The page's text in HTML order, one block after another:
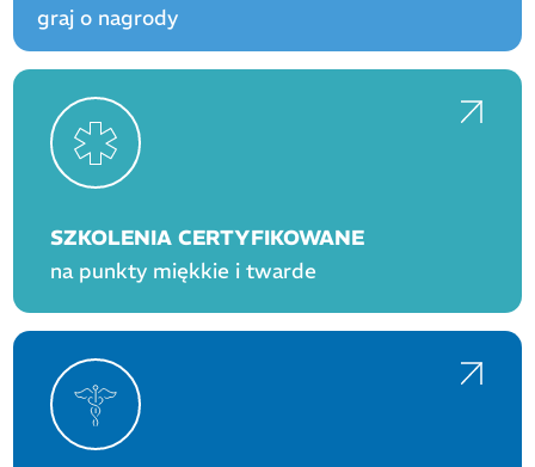
graj o nagrody
SZKOLENIA CERTYFIKOWANE
na punkty miękkie i twarde